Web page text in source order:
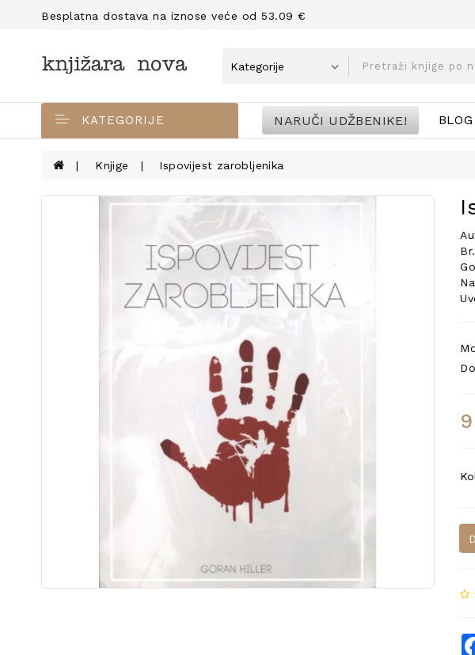
Besplatna dostava na iznose veće od 53.09 €
KATEGORIJE NARUČI UDŽBENIKE! BLOG
Knjige Ispovijest zarobljenika